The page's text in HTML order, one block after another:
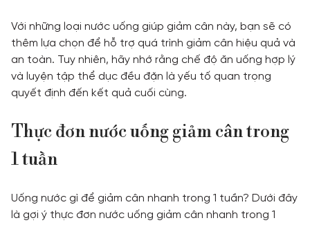
Với những loại nước uống giúp giảm cân này, bạn sẽ có
thêm lựa chọn để hỗ trợ quá trình giảm cân hiệu quả và
an toàn. Tuy nhiên, hãy nhớ rằng chế độ ăn uống hợp lý
và luyện tập thể dục đều đặn là yếu tố quan trọng
quyết định đến kết quả cuối cùng.
Thực đơn nước uống giảm cân trong
1 tuần
Uống nước gì để giảm cân nhanh trong 1 tuần? Dưới đây
là gợi ý thực đơn nước uống giảm cân nhanh trong 1